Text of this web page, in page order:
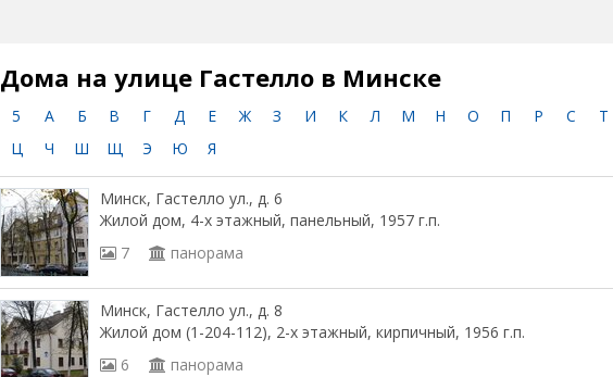
Дома на улице Гастелло в Минске
5 А Б В Г Д Е Ж З И К Л М Н О П Р С Т
Ц
Ч Ш Щ Э Ю Я
Минск, Гастелло ул., д. 6
Жилой дом, 4-х этажный, панельный, 1957 г.п.
7
панорама
Минск, Гастелло ул., д. 8
Жилой дом (1-204-112), 2-х этажный, кирпичный, 1956 г.п.
6
панорама